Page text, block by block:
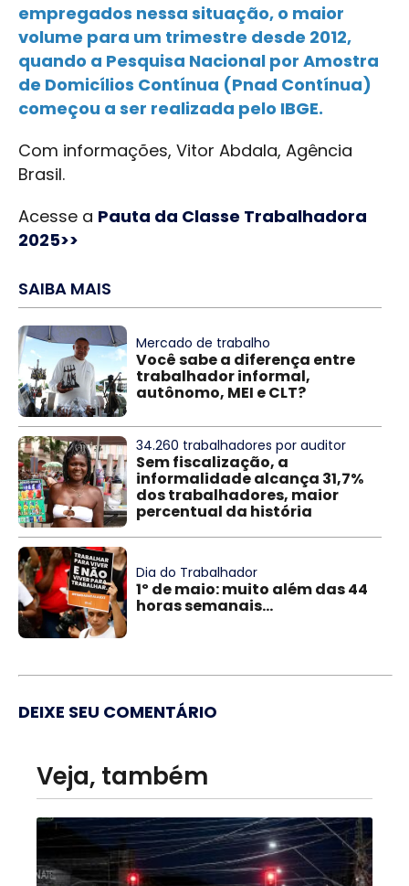
empregados nessa situação, o maior
volume para um trimestre desde 2012,
quando a Pesquisa Nacional por Amostra
de Domicílios Contínua (Pnad Contínua)
começou a ser realizada pelo IBGE.
Com informações, Vitor Abdala, Agência
Brasil.
Acesse a Pauta da Classe Trabalhadora
2025>>
SAIBA MAIS
Mercado de trabalho
Você sabe a diferença entre
trabalhador informal,
autônomo, MEI e CLT?
34.260 trabalhadores por auditor
Sem fiscalização, a
informalidade alcança 31,7%
dos trabalhadores, maior
percentual da história
Dia do Trabalhador
1º de maio: muito além das 44
horas semanais...
DEIXE SEU COMENTÁRIO
Veja, também